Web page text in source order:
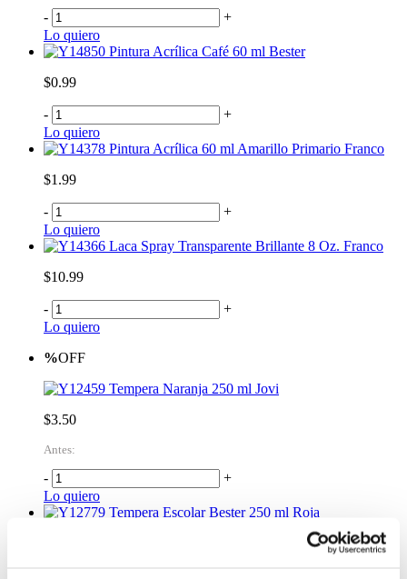
-
+
Lo quiero
Pintura Acrílica Café 60 ml Bester
$0.99
-
+
Lo quiero
Pintura Acrílica 60 ml Amarillo Primario Franco
$1.99
-
+
Lo quiero
Laca Spray Transparente Brillante 8 Oz. Franco
$10.99
-
+
Lo quiero
%OFF
Tempera Naranja 250 ml Jovi
$3.50
Antes:
-
+
Lo quiero
Tempera Escolar Bester 250 ml Roja